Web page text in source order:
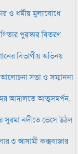
ও ধর্মীয় মুল্যবোধে
পুরস্কার বিতরণ
বিভাগীয় অভিনয়
আলোচনা সভা ও সম্মাননা
আদালতে আত্মসমর্পন,
সুরমা নদীতে ভেসে উঠল
৩ আসামী কক্সবাজার